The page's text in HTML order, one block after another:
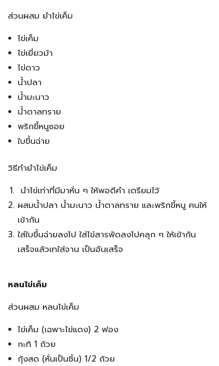
ส่วนผสม ยำไข่เค็ม
ไข่เค็ม
ไข่เยี่ยวม้า
ไข่ดาว
น้ำปลา
น้ำมะนาว
น้ำตาลทราย
พริกขี้หนูซอย
ใบขึ้นฉ่าย
วิธีทำยำไข่เค็ม
นำไข่เท่าที่มีมาหั่น ๆ ให้พอดีคำ เตรียมไว้
ผสมน้ำปลา น้ำมะนาว น้ำตาลทราย และพริกขี้หนู คนให้
เข้ากัน
ใส่ใบขึ้นฉ่ายลงไป ใส่ไข่สารพัดลงไปคลุก ๆ ให้เข้ากัน
เสร็จแล้วเทใส่จาน เป็นอันเสร็จ
หลนไข่เค็ม
ส่วนผสม หลนไข่เค็ม
ไข่เค็ม (เฉพาะไข่แดง) 2 ฟอง
กะทิ 1 ถ้วย
กุ้งสด (หั่นเป็นชิ้น) 1/2 ถ้วย